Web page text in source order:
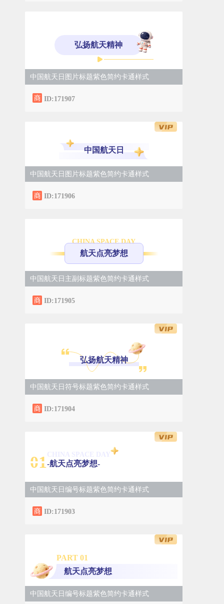
弘扬航天精神
中国航天日图片标题紫色简约卡通样式
ID:171907
中国航天日
中国航天日图片标题紫色简约卡通样式
ID:171906
CHINA SPACE DAY
航天点亮梦想
中国航天日主副标题紫色简约卡通样式
ID:171905
弘扬航天精神
中国航天日符号标题紫色简约卡通样式
ID:171904
01-航天点亮梦想-
中国航天日编号标题紫色简约卡通样式
ID:171903
PART 01
航天点亮梦想
中国航天日编号标题紫色简约卡通样式